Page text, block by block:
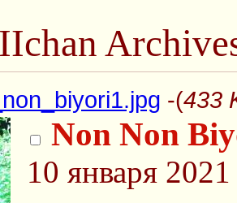
IIchan
-(433
Non Non
10 января